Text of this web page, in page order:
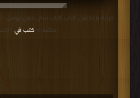
مكتبة > كتب في |